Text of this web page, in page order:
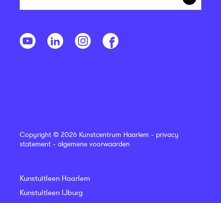
Copyright © 2026 Kunstcentrum Haarlem - privacy
statement - algemene voorwaarden
Kunstuitleen Haarlem
Kunstuitleen IJburg